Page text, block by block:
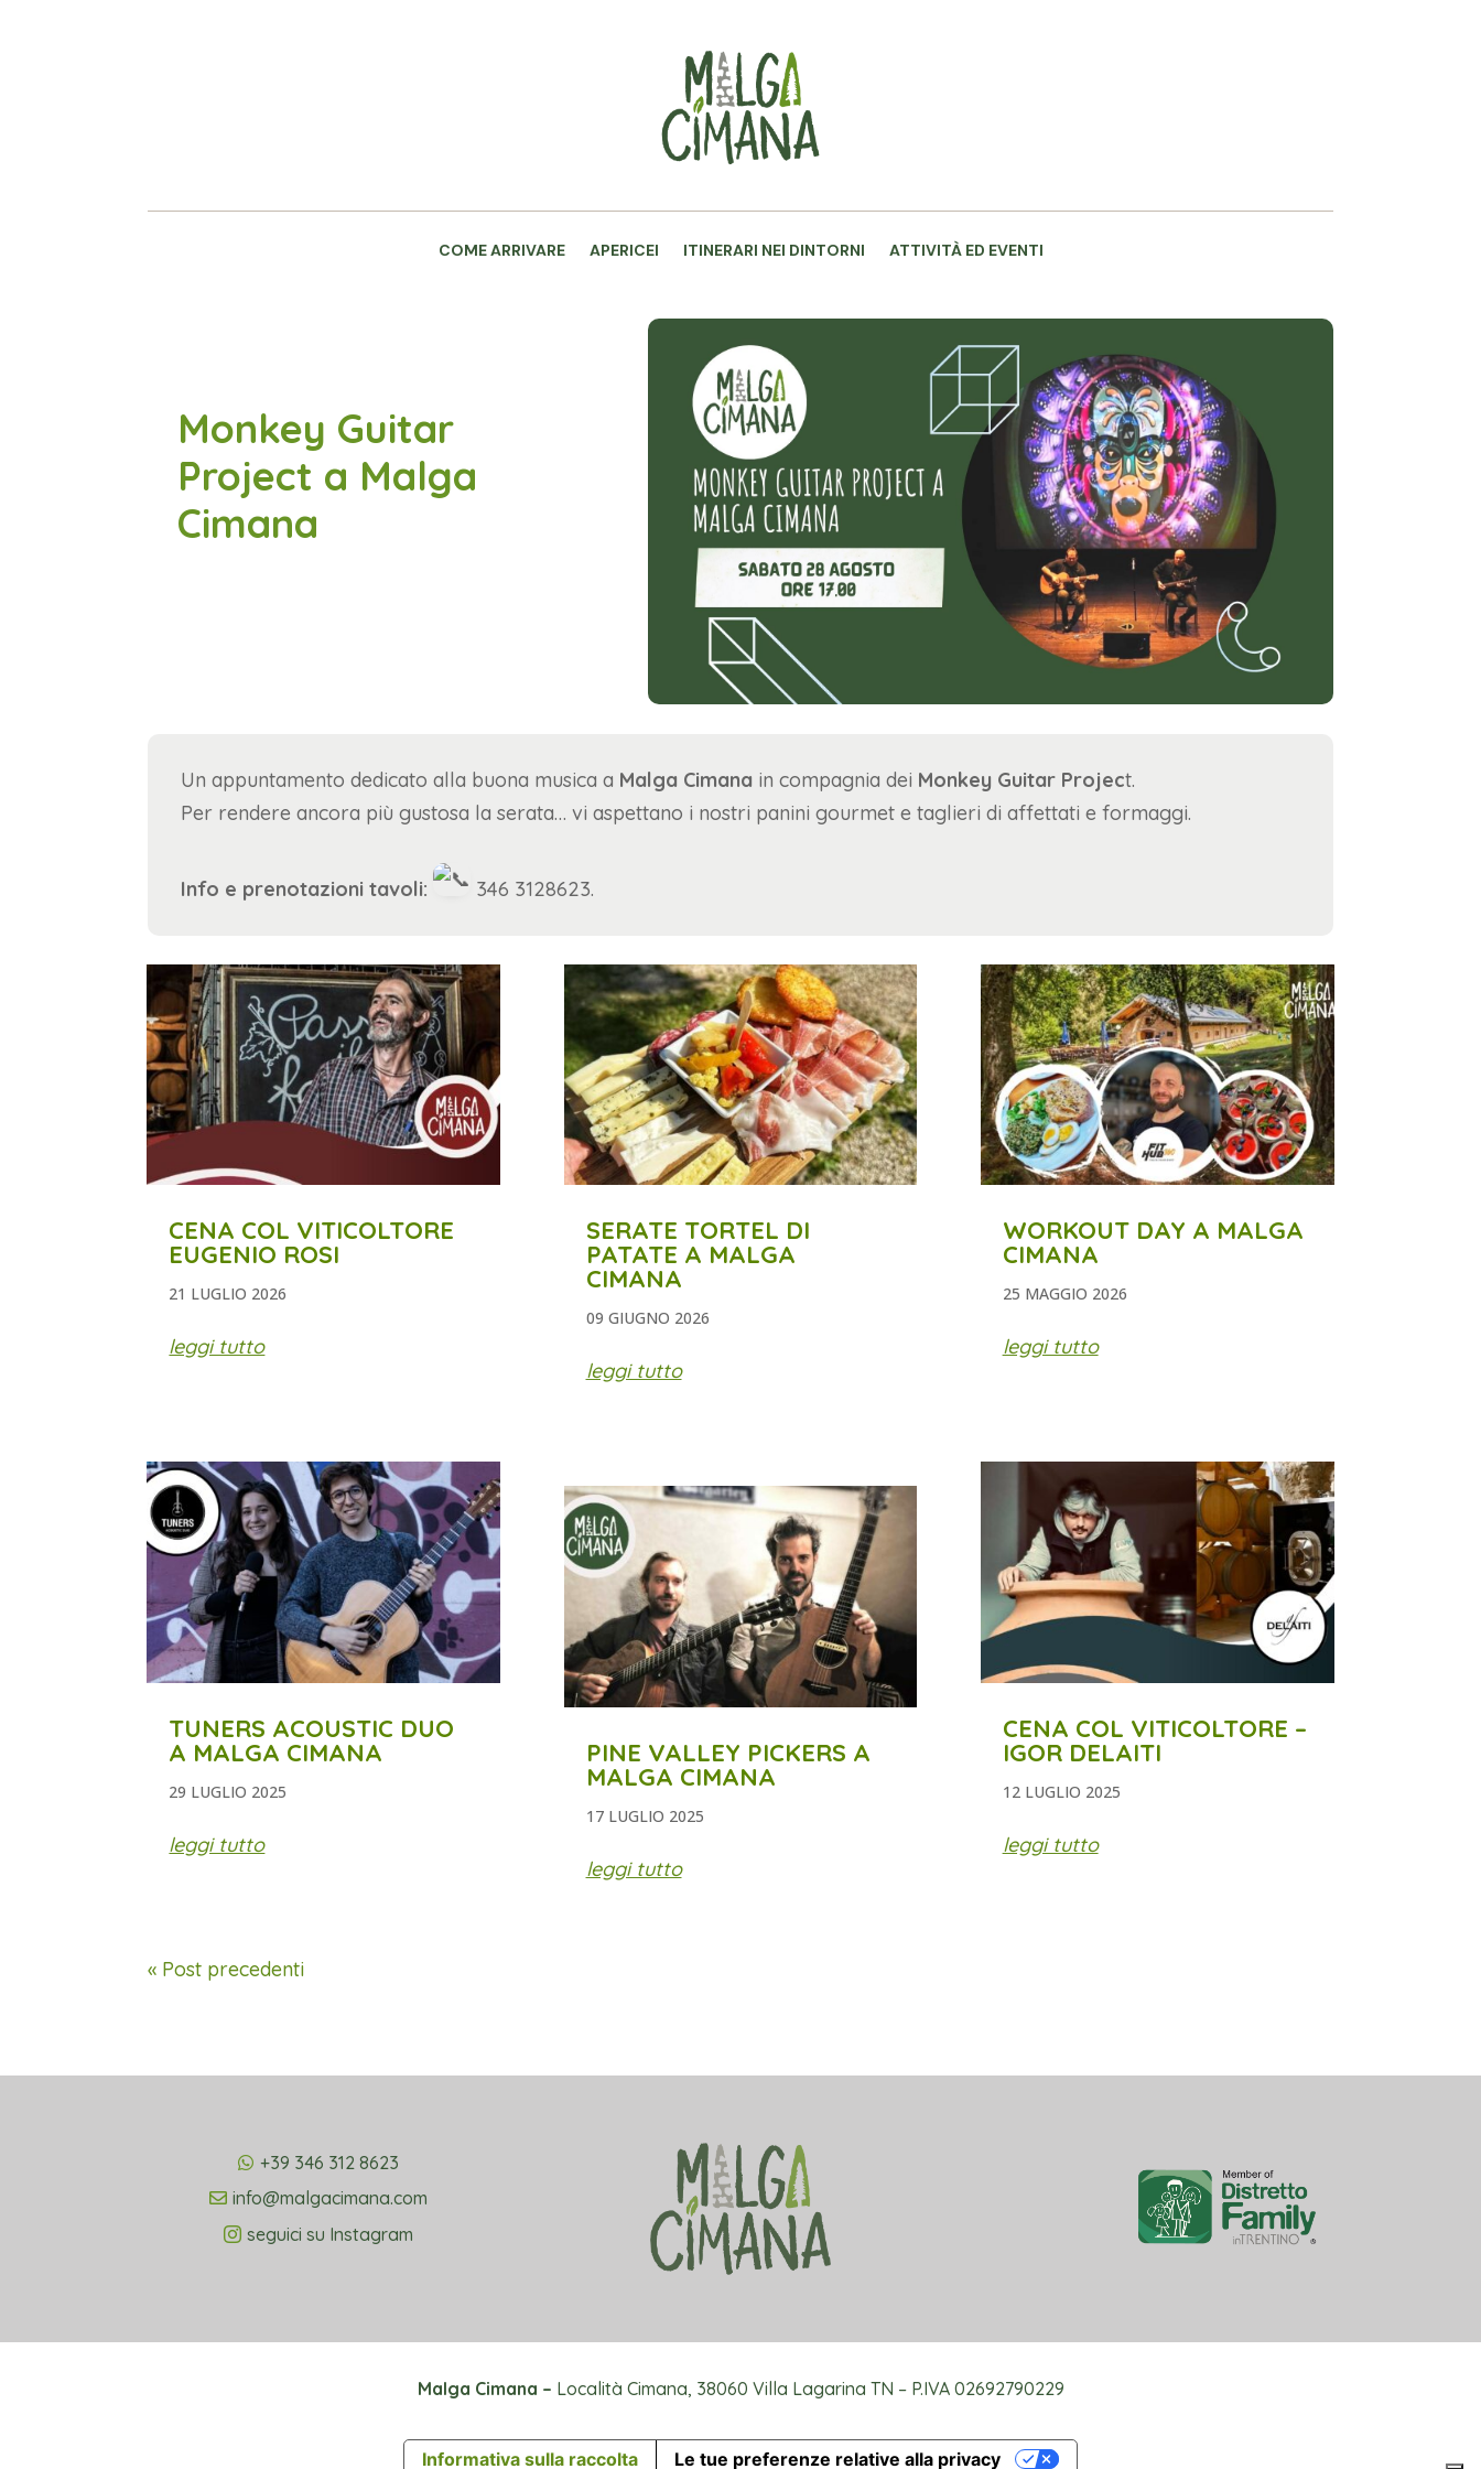
COME ARRIVARE APERICEI ITINERARI NEI DINTORNI ATTIVITÀ ED EVENTI
Monkey Guitar
Project a Malga
Cimana
Un appuntamento dedicato alla buona musica a Malga Cimana in compagnia dei Monkey Guitar Project.
Per rendere ancora più gustosa la serata… vi aspettano i nostri panini gourmet e taglieri di affettati e formaggi.
Info e prenotazioni tavoli: 346 3128623.
CENA COL VITICOLTORE
EUGENIO ROSI
21 LUGLIO 2026
leggi tutto
TUNERS ACOUSTIC DUO
A MALGA CIMANA
29 LUGLIO 2025
leggi tutto
SERATE TORTEL DI
PATATE A MALGA
CIMANA
09 GIUGNO 2026
leggi tutto
PINE VALLEY PICKERS A
MALGA CIMANA
17 LUGLIO 2025
leggi tutto
WORKOUT DAY A MALGA
CIMANA
25 MAGGIO 2026
leggi tutto
CENA COL VITICOLTORE –
IGOR DELAITI
12 LUGLIO 2025
leggi tutto
« Post precedenti
+39 346 312 8623
info@malgacimana.com
seguici su Instagram
Malga Cimana – Località Cimana, 38060 Villa Lagarina TN – P.IVA 02692790229
Informativa sulla raccolta Le tue preferenze relative alla privacy